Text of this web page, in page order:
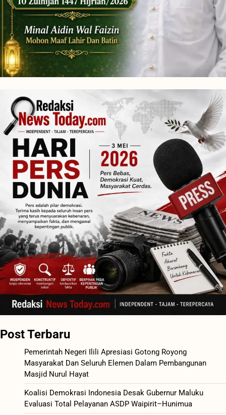
Post Terbaru
Pemerintah Negeri Ilili Apresiasi Gotong Royong
Masyarakat Dan Seluruh Elemen Dalam Pembangunan
Masjid Nurul Hayat
Koalisi Demokrasi Indonesia Desak Gubernur Maluku
Evaluasi Total Pelayanan ASDP Waipirit–Hunimua